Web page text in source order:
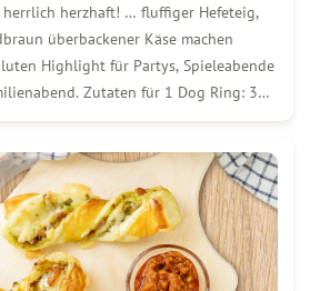
herzhaft! … fluffiger Hefeteig,
überbackener Käse machen
Highlight für Partys, Spieleabende
Zutaten für 1 Dog Ring: 3